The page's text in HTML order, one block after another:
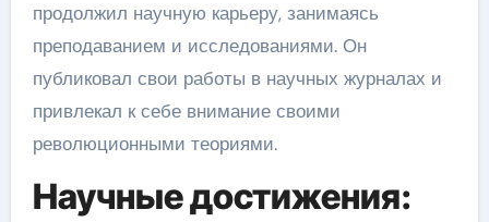
продолжил научную карьеру, занимаясь
преподаванием и исследованиями. Он
публиковал свои работы в научных журналах и
привлекал к себе внимание своими
революционными теориями.
Научные достижения: